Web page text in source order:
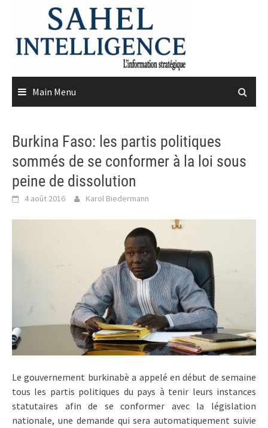
content
Main Menu
Burkina Faso: les partis politiques
sommés de se conformer à la loi sous
peine de dissolution
4 août 2016 Karol Biedermann
Le gouvernement burkinabè a appelé en début de semaine
tous les partis politiques du pays à tenir leurs instances
statutaires afin de se conformer avec la législation
nationale, une demande qui sera automatiquement suivie